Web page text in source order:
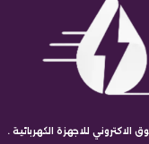
للاجهزة الكهربائية .